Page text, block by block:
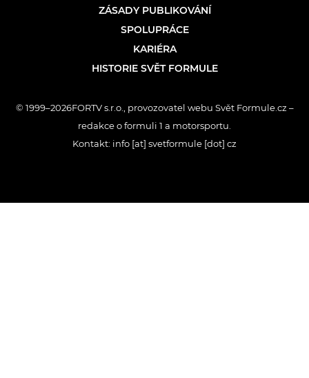
ZÁSADY PUBLIKOVÁNÍ
SPOLUPRÁCE
KARIÉRA
HISTORIE SVĚT FORMULE
© 1999–2026FORTV s.r.o., provozovatel webu Svět Formule.cz –
redakce o formuli 1 a motorsportu.
Kontakt: info [at] svetformule [dot] cz